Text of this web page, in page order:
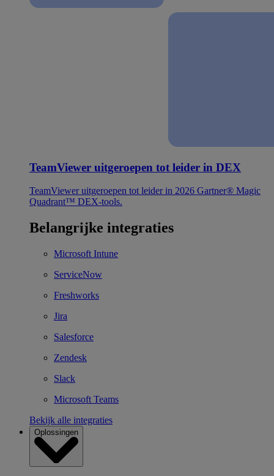
TeamViewer uitgeroepen tot leider in DEX
TeamViewer uitgeroepen tot leider in 2026 Gartner® Magic
Quadrant™ DEX-tools.
Belangrijke integraties
Microsoft Intune
ServiceNow
Freshworks
Jira
Salesforce
Zendesk
Slack
Microsoft Teams
Bekijk alle integraties
Oplossingen